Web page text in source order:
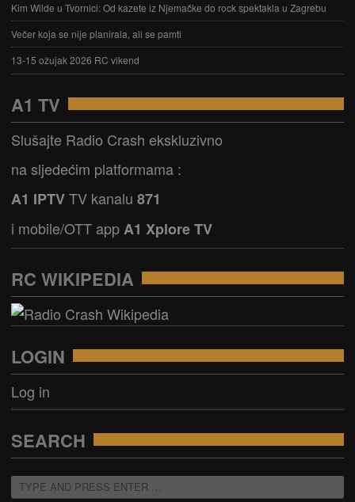
Kim Wilde u Tvornici: Od kazete iz Njemačke do rock spektakla u Zagrebu
Večer koja se nije planirala, ali se pamti
13-15 ožujak 2026 RC vikend
A1 TV
Slušajte Radio Crash ekskluzivno
na sljedećim platformama :
A1 IPTVTV kanalu 871
i mobile/OTT app A1 Xplore TV
RC WIKIPEDIA
LOGIN
Log in
SEARCH